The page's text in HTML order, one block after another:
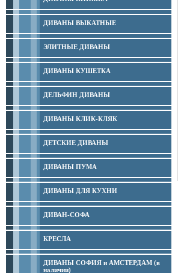
ДИВАНЫ ВЫКАТНЫЕ
ЭЛИТНЫЕ ДИВАНЫ
ДИВАНЫ КУШЕТКА
ДЕЛЬФИН ДИВАНЫ
ДИВАНЫ КЛИК-КЛЯК
ДЕТСКИЕ ДИВАНЫ
ДИВАНЫ ПУМА
ДИВАНЫ ДЛЯ КУХНИ
ДИВАН-СОФА
КРЕСЛА
ДИВАНЫ СОФИЯ и АМСТЕРДАМ (в
наличии)